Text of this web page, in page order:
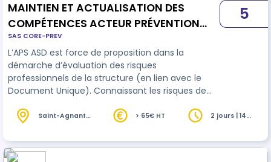
MAINTIEN ET ACTUALISATION DES
COMPÉTENCES ACTEUR PRÉVENTION
SECOURS - AIDES ET SOINS À DOMICILE
SAS CORE-PREV
L’APS ASD est force de proposition dans la
démarche d’évaluation des risques
professionnels de la structure (en lien avec le
Document Unique). Connaissant les risques de
de travail. Il propose des améliorations
lorsqu’elle peut nuire à sa santé. Il peut aussi
analyser toute situation de travail dans la
5
Saint-Agnant
> 65€ HT
2 jours | 14